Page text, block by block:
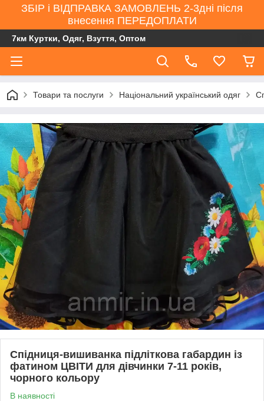
ЗБІР і ВІДПРАВКА ЗАМОВЛЕНЬ 2-3дні після
внесення ПЕРЕДОПЛАТИ
7км Куртки, Одяг, Взуття, Оптом
Товари та послуги Національний український одяг
Спідниця-вишиванка підліткова габардин із
фатином ЦВІТИ для дівчинки 7-11 років,
чорного кольору
В наявності